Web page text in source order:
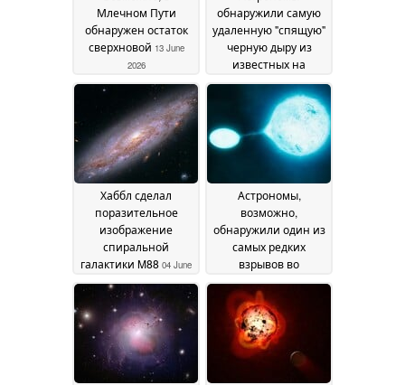
Млечном Пути
обнаружен остаток
сверхновой 13 June
2026
обнаружили самую
удаленную "спящую"
черную дыру из
известных на
сегодняшний день06
June 2026
Хаббл сделал
поразительное
изображение
спиральной
галактики M88 04 June
2026
Астрономы,
возможно,
обнаружили один из
самых редких
взрывов во
Вселенной03 June 2026